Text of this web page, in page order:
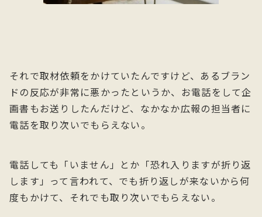
それで取材依頼をかけていたんですけど、あるブラン
ドの反応が非常に悪かったというか、お電話をして企
画書もお送りしたんだけど、なかなか広報の担当者に
電話を取り次いでもらえない。
電話しても「いません」とか「恐れ入りますが折り返
します」って言われて、でも折り返しが来ないから何
度もかけて、それでも取り次いでもらえない。